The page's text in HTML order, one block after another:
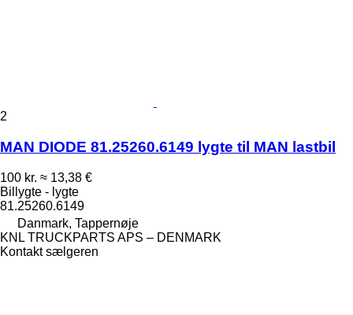
2
MAN DIODE 81.25260.6149 lygte til MAN lastbil
100 kr. ≈ 13,38 €
Billygte - lygte
81.25260.6149
Danmark, Tappernøje
KNL TRUCKPARTS APS – DENMARK
Kontakt sælgeren